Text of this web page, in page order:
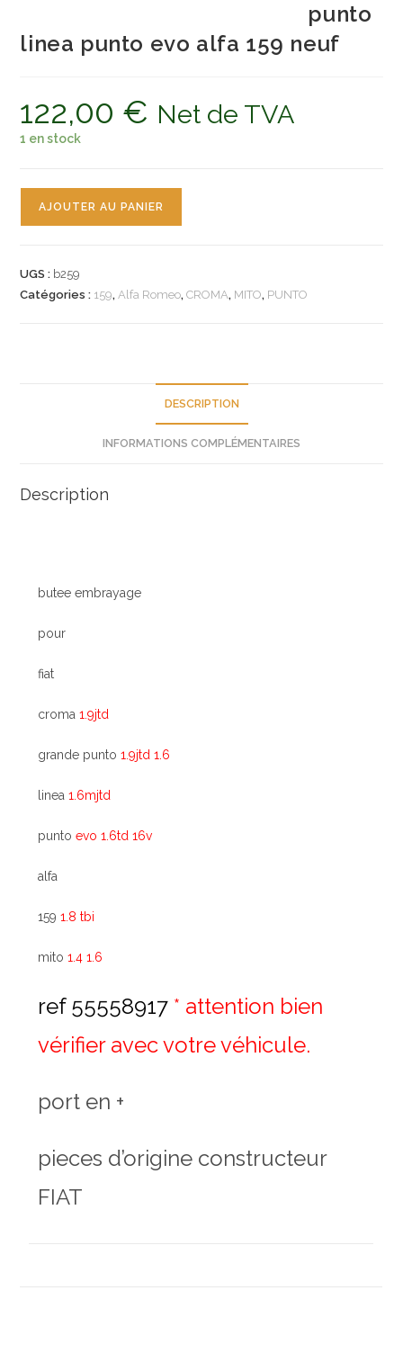
punto
linea punto evo alfa 159 neuf
122,00 € Net de TVA
1 en stock
embrayage
159
AJOUTER AU PANIER
UGS : b259
Catégories : 159,Alfa Romeo,CROMA, MITO, PUNTO
DESCRIPTION
INFORMATIONS COMPLÉMENTAIRES
Description
butee embrayage
pour
fiat
croma1.9jtd
grande punto1.9jtd 1.6
linea1.6mjtd
puntoevo 1.6td 16v
alfa
1591.8 tbi
mito1.4 1.6
ref 55558917 * attention bien
vérifier avec votre véhicule.
port en +
pieces d’origine constructeur
FIAT